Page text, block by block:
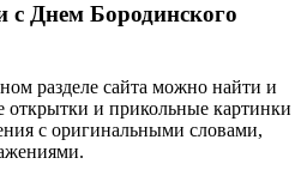
с Днем Бородинского
разделе сайта можно найти и
открытки и прикольные картинки
с оригинальными словами,